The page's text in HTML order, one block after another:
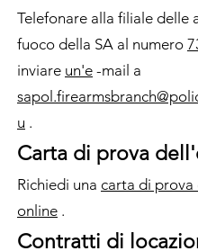
Telefonare alla filiale delle
fuoco della SA al numero
inviare un'e -mail a
u .
Carta di prova
Richiedi una carta di prova
online .
Contratti di